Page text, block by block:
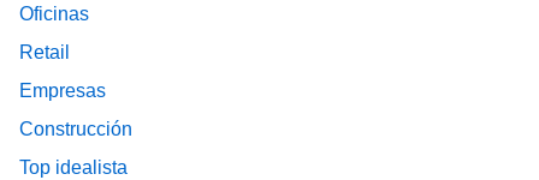
Oficinas
Retail
Empresas
Construcción
Top idealista